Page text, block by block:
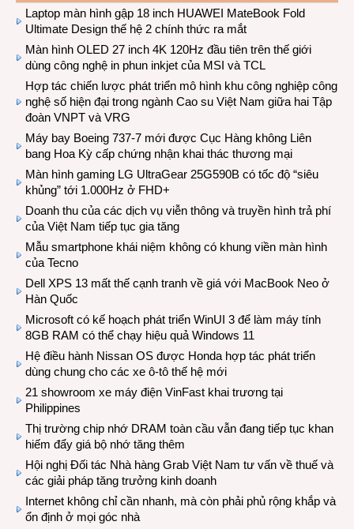
Laptop màn hình gập 18 inch HUAWEI MateBook Fold
Ultimate Design thế hệ 2 chính thức ra mắt
Màn hình OLED 27 inch 4K 120Hz đầu tiên trên thế giới
dùng công nghệ in phun inkjet của MSI và TCL
Hợp tác chiến lược phát triển mô hình khu công nghiệp công
nghệ số hiện đại trong ngành Cao su Việt Nam giữa hai Tập
đoàn VNPT và VRG
Máy bay Boeing 737-7 mới được Cục Hàng không Liên
bang Hoa Kỳ cấp chứng nhận khai thác thương mại
Màn hình gaming LG UltraGear 25G590B có tốc độ “siêu
khủng” tới 1.000Hz ở FHD+
Doanh thu của các dịch vụ viễn thông và truyền hình trả phí
của Việt Nam tiếp tục gia tăng
Mẫu smartphone khái niệm không có khung viền màn hình
của Tecno
Dell XPS 13 mất thế cạnh tranh về giá với MacBook Neo ở
Hàn Quốc
Microsoft có kế hoạch phát triển WinUI 3 để làm máy tính
8GB RAM có thể chạy hiệu quả Windows 11
Hệ điều hành Nissan OS được Honda hợp tác phát triển
dùng chung cho các xe ô-tô thế hệ mới
21 showroom xe máy điện VinFast khai trương tại
Philippines
Thị trường chip nhớ DRAM toàn cầu vẫn đang tiếp tục khan
hiếm đẩy giá bộ nhớ tăng thêm
Hội nghị Đối tác Nhà hàng Grab Việt Nam tư vấn về thuế và
các giải pháp tăng trưởng kinh doanh
Internet không chỉ cần nhanh, mà còn phải phủ rộng khắp và
ổn định ở mọi góc nhà